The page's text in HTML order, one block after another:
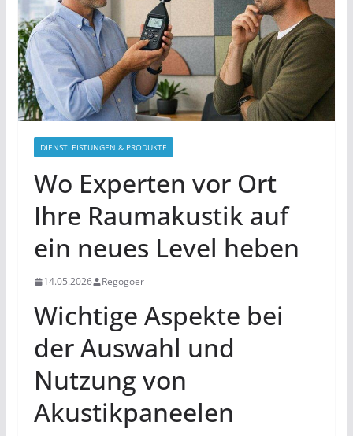
DIENSTLEISTUNGEN & PRODUKTE
Wo Experten vor Ort
Ihre Raumakustik auf
ein neues Level heben
14.05.2026 Regogoer
Wichtige Aspekte bei
der Auswahl und
Nutzung von
Akustikpaneelen